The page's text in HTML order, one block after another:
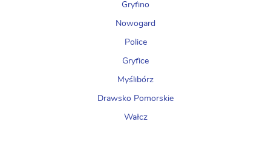
Gryfino
Nowogard
Police
Gryfice
Myślibórz
Drawsko Pomorskie
Wałcz